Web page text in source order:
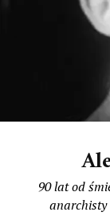
90 lat od
anarchisty